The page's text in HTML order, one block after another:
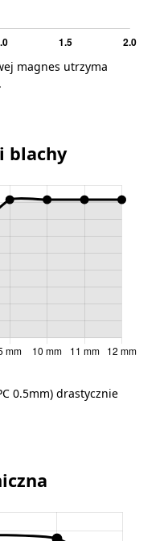
magnes utrzyma
blachy
0.5mm) drastycznie